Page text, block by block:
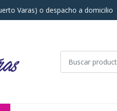
Varas) o despacho a domicilio